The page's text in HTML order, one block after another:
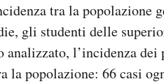
tra la popolazione
gli studenti delle
analizzato, l’incidenza
la popolazione: 66 casi